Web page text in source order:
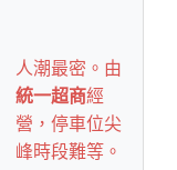
人潮最密。由
統一超商經
營，停車位尖
峰時段難等。